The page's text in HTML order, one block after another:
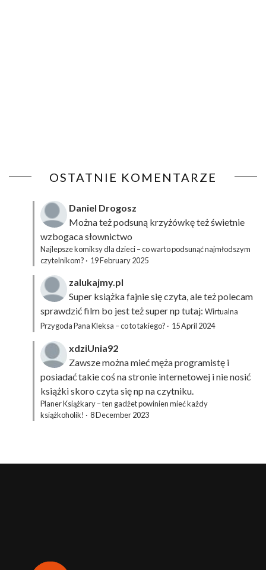
OSTATNIE KOMENTARZE
Daniel Drogosz
Można też podsuną krzyżówkęteż świetnie
wzbogaca słownictwo
Najlepsze komiksy dla dzieci – co warto podsunąć najmłodszym
czytelnikom? · 19 February 2025
zalukajmy.pl
Super książka fajnie się czyta, ale też polecam
sprawdzić film bo jest też super np tutaj: Wirtualna
Przygoda Pana Kleksa – co to takiego? · 15 April 2024
xdziUnia92
Zawsze można mieć męża programistę i
posiadać takie coś na stronie internetowej i nie nosić
książki skoro czyta się np na czytniku.
Planer Książkary – ten gadżet powinien mieć każdy
książkoholik! · 8 December 2023